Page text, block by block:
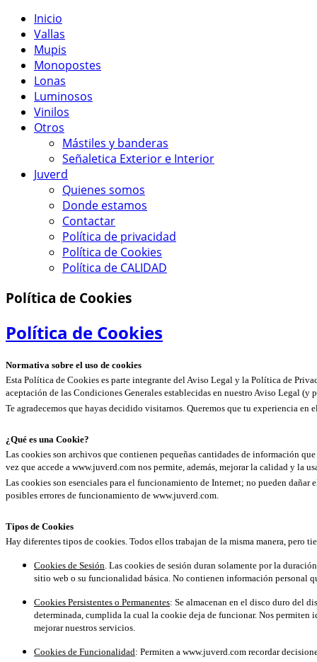
Inicio
Vallas
Mupis
Monopostes
Lonas
Luminosos
Vinilos
Otros
Mástiles y banderas
Señaletica Exterior e Interior
Juverd
Quienes somos
Donde estamos
Contactar
Política de privacidad
Política de Cookies
Política de CALIDAD
Política de Cookies
Política de Cookies
Normativa sobre el uso de cookies
Esta Política de Cookies es parte integrante del Aviso Legal y la Política de
aceptación de las Condiciones Generales establecidas en nuestro Aviso Legal
Te agradecemos que hayas decidido visitarnos. Queremos que tu experiencia
¿Qué es una Cookie?
Las cookies son archivos que contienen pequeñas cantidades de información
vez que accede a www.juverd.com nos permite, además, mejorar la calidad y la
Las cookies son esenciales para el funcionamiento de Internet; no pueden
posibles errores de funcionamiento de www.juverd.com.
Tipos de Cookies
Hay diferentes tipos de cookies. Todos ellos trabajan de la misma manera, pero
Cookies de Sesión. Las cookies de sesión duran solamente por la
sitio web o su funcionalidad básica. No contienen información personal
Cookies Persistentes o Permanentes: Se almacenan en el disco duro del
determinada, cumplida la cual la cookie deja de funcionar. Nos permiten
mejorar nuestros servicios.
Cookies de Funcionalidad: Permiten a www.juverd.com recordar